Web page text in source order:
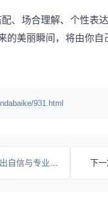
、场合理解、个性表
的美丽瞬间，将由你
931.html
专业的秘密武器 下一